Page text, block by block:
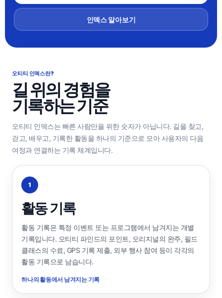
인덱스 알아보기
오티티 인덱스란?
길 위의 경험을
기록하는 기준
오티티 인덱스는 빠른 사람만을 위한 숫자가 아닙니다. 길을 찾고,
걷고, 배우고, 기록한 활동을 하나의 기준으로 모아 사용자의 다음
여정과 연결하는 기록 체계입니다.
1
활동 기록
활동 기록은 특정 이벤트 또는 프로그램에서 남겨지는 개별
기록입니다. 오티티 파인드의 포인트, 오리지널의 완주, 필드
클래스의 수료, GPS 기록 제출, 외부 행사 참여 등이 각각의
활동 기록으로 남습니다.
하나의 활동에서 남겨지는 기록